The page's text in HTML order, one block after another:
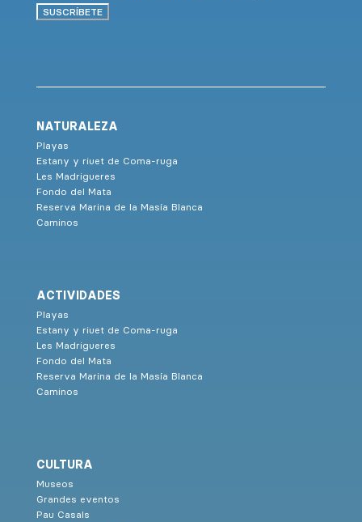
SUSCRÍBETE
NATURALEZA
Playas
Estany y riuet de Coma-ruga
Les Madrigueres
Fondo del Mata
Reserva Marina de la Masía Blanca
Caminos
ACTIVIDADES
Playas
Estany y riuet de Coma-ruga
Les Madrigueres
Fondo del Mata
Reserva Marina de la Masía Blanca
Caminos
CULTURA
Museos
Grandes eventos
Pau Casals